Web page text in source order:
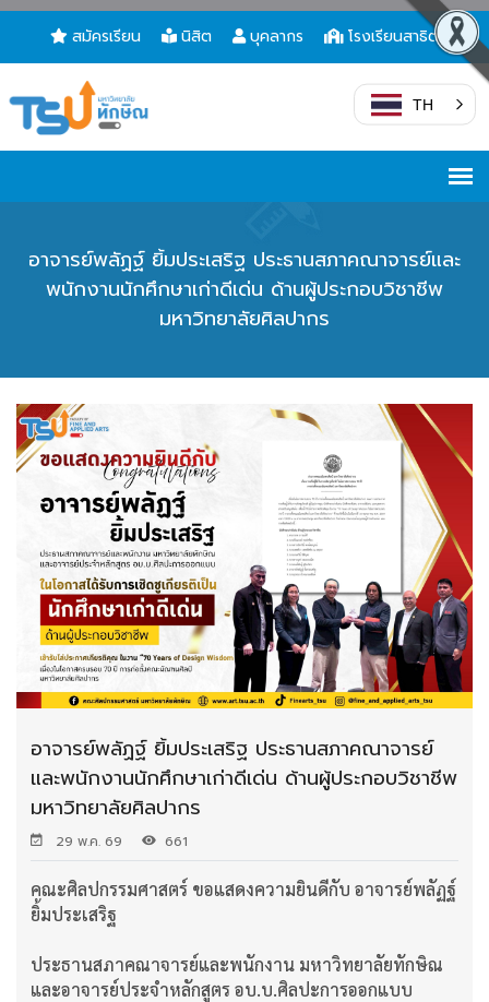
สมัครเรียน นิสิต บุคลากร โรงเรียนสาธิต
TH
อาจารย์พลัฏฐ์ ยิ้มประเสริฐ ประธานสภาคณาจารย์และ
พนักงานนักศึกษาเก่าดีเด่น ด้านผู้ประกอบวิชาชีพ
มหาวิทยาลัยศิลปากร
อาจารย์พลัฏฐ์ ยิ้มประเสริฐ ประธานสภาคณาจารย์
และพนักงานนักศึกษาเก่าดีเด่น ด้านผู้ประกอบวิชาชีพ
มหาวิทยาลัยศิลปากร
29 พ.ค. 69 661
คณะศิลปกรรมศาสตร์ ขอแสดงความยินดีกับ อาจารย์พลัฏฐ์
ยิ้มประเสริฐ
ประธานสภาคณาจารย์และพนักงาน มหาวิทยาลัยทักษิณ
และอาจารย์ประจำหลักสูตร อบ.บ.ศิลปะการออกแบบ